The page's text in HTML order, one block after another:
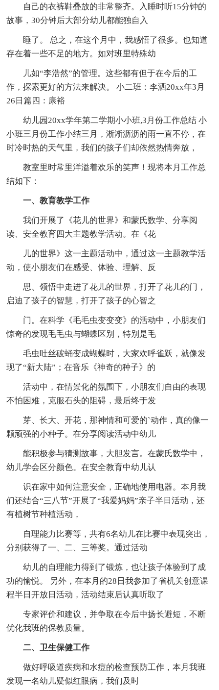
自己的衣裤鞋叠放的非常整齐。入睡时听15分钟的
故事，30分钟后大部分幼儿都能独自入
睡了。 总之，在这个月中，我感悟了很多。也知道
存在着一些不足的地方。如对班里特殊幼
儿如“李浩然”的管理。这些都有但于在今后的工
作，探索更好的方法来解决。 小二班：李洒20xx年3月
26日篇四：康裕
幼儿园20xx学年第二学期小小班,3月份工作总结 小
小班三月份工作小结三月，淅淅沥沥的雨一直不停，在
时冷时热的天气里，我们的孩子们却依然热情奔放，
教室里时常里洋溢着欢乐的笑声！现将本月工作总
结如下：
一、教育教学工作
我们开展了《花儿的世界》和蒙氏数学、分享阅
读、安全教育四大主题教学活动。在《花
儿的世界》这一主题活动中，通过这一主题教学活
动，使小朋友们在感受、体验、理解、反
思、领悟中走进了花儿的世界，打开了花儿的门，
启迪了孩子的智慧，打开了孩子的心智之
门。在科学《毛毛虫变变变》的活动中，小朋友们
惊奇的发现毛毛虫与蝴蝶区别，特别是毛
毛虫吐丝破蛹变成蝴蝶时，大家欢呼雀跃，就像发
现了“新大陆”；在音乐《神奇的种子》的
活动中，在情景化的氛围下，小朋友们自由的表现
不怕困难，克服石头的阻碍，最后终于发
芽、长大、开花，那神情和可爱的`动作，真的像一
颗顽强的小种子。在分享阅读活动中幼儿
能积极参与猜测故事，大胆发言。在蒙氏数学中，
幼儿学会区分颜色。在安全教育中幼儿认
识在家中如何注意安全，正确地使用电器。本月我
们还结合“三八节”开展了“我爱妈妈”亲子半日活动，还
有植树节种植活动，
自理能力比赛等，共有6名幼儿在比赛中表现突出，
分别获得了一、二、三等奖。通过活动
幼儿的自理能力得到了锻炼，也让孩子体验到了成
功的愉悦。 另外，在本月的28日我参加了省机关创意课
程半日开放日活动，活动结束后认真听取了
专家评价和建议，并争取在今后中扬长避短，不断
优化我班的保教质量。
二、卫生保健工作
做好呼吸道疾病和水痘的检查预防工作，本月我班
发现一名幼儿疑似红眼病，我们及时